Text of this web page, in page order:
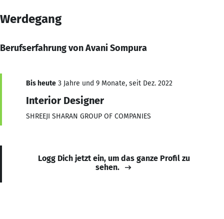
Werdegang
Berufserfahrung von Avani Sompura
Bis heute 3 Jahre und 9 Monate, seit Dez. 2022
Interior Designer
SHREEJI SHARAN GROUP OF COMPANIES
Logg Dich jetzt ein, um das ganze Profil zu
sehen.